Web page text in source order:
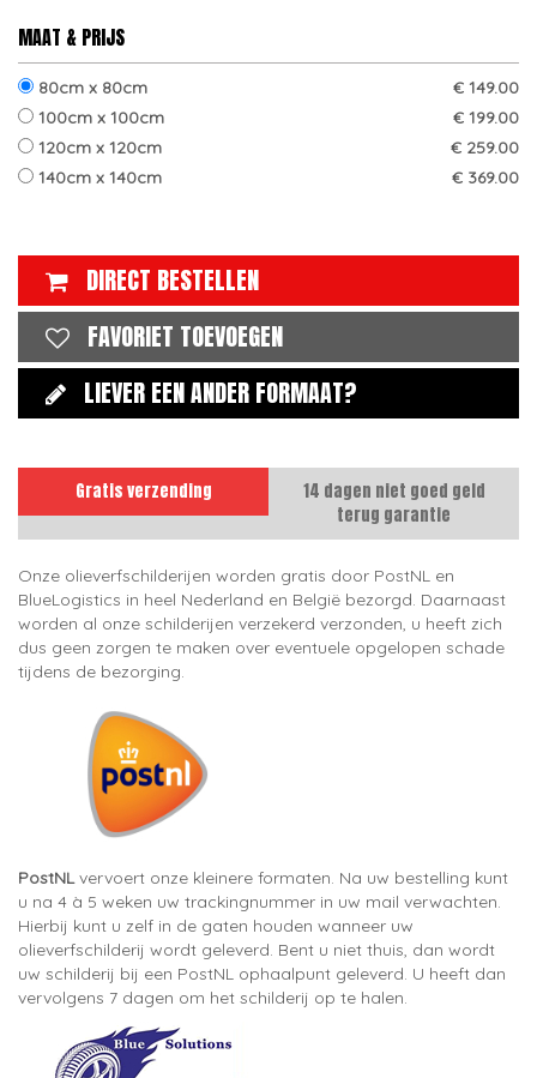
MAAT & PRIJS
80cm x 80cm
€ 149.00
100cm x 100cm
€ 199.00
120cm x 120cm
€ 259.00
140cm x 140cm
€ 369.00
DIRECT BESTELLEN
FAVORIET TOEVOEGEN
LIEVER EEN ANDER FORMAAT?
Gratis verzending
14 dagen niet goed geld
terug garantie
Onze olieverfschilderijen worden gratis door PostNL en
BlueLogistics in heel Nederland en België bezorgd. Daarnaast
worden al onze schilderijen verzekerd verzonden, u heeft zich
dus geen zorgen te maken over eventuele opgelopen schade
tijdens de bezorging.
PostNLvervoert onze kleinere formaten. Na uw bestelling kunt
u na 4 à 5 weken uw trackingnummer in uw mail verwachten.
Hierbij kunt u zelf in de gaten houden wanneer uw
olieverfschilderij wordt geleverd. Bent u niet thuis, dan wordt
uw schilderij bij een PostNL ophaalpunt geleverd. U heeft dan
vervolgens 7 dagen om het schilderij op te halen.